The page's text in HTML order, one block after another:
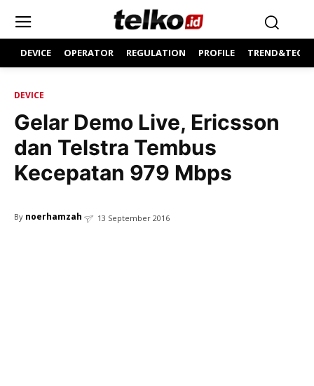
DEVICE OPERATOR REGULATION PROFILE
DEVICE
Gelar Demo Live, Ericsson
dan Telstra Tembus
Kecepatan 979 Mbps
By noerhamzah 13 September 2016